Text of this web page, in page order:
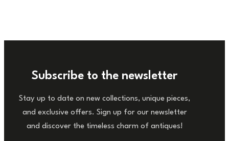
Subscribe to the newsletter
Stay up to date on new collections, unique pieces,
and exclusive offers. Sign up for our newsletter
and discover the timeless charm of antiques!